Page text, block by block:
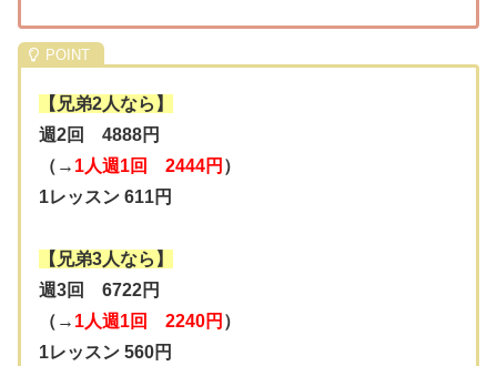
【兄弟2人なら】
週2回 4888円
（→ 1人週1回 2444円 ）
1レッスン 611円
【兄弟3人なら】
週3回 6722円
（→ 1人週1回 2240円 ）
1レッスン 560円